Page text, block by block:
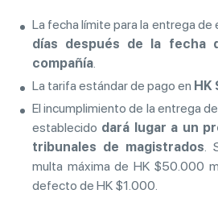
La fecha límite para la entrega
días después de la fecha
compañía.
La tarifa estándar de pago en HK
El incumplimiento de la entrega
establecido dará lugar a un
tribunales de magistrados.
multa máxima de HK $50.000
defecto de HK $1.000.